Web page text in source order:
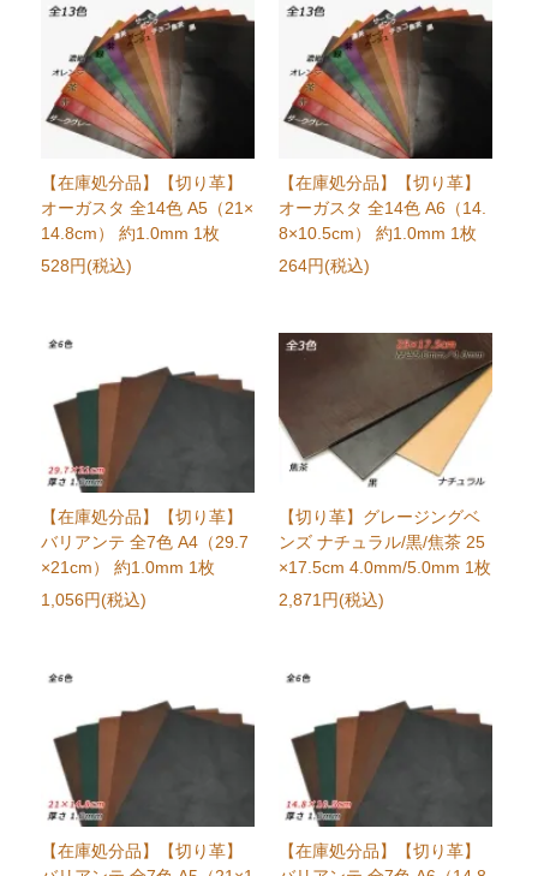
【在庫処分品】【切り革】
オーガスタ 全14色 A5（21×
14.8cm） 約1.0mm 1枚
528円(税込)
【在庫処分品】【切り革】
オーガスタ 全14色 A6（14.
8×10.5cm） 約1.0mm 1枚
264円(税込)
【在庫処分品】【切り革】
バリアンテ 全7色 A4（29.7
×21cm） 約1.0mm 1枚
1,056円(税込)
【切り革】グレージングベ
ンズ ナチュラル/黒/焦茶 25
×17.5cm 4.0mm/5.0mm 1枚
2,871円(税込)
【在庫処分品】【切り革】
【在庫処分品】【切り革】